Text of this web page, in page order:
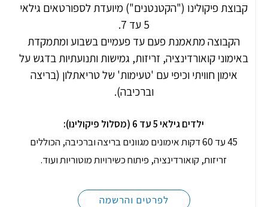
קבוצת פיקולינו ("הקטנטנים") מיועדת לספורטאים גילאי
5 עד 7.
הקבוצה מתאמנת פעם עד פעמיים בשבוע ומתמקדת
באימוני קואורדינציה, זריזות, גמישות ותנועתיות בדגש על
אימון חוויתי וכיפי עם 'טעימות' של טריאתלון (בריצה
וברכיבה).
ילדיםגילאי עד מסלול פיקולינו):
45עד דקות אימונים מגוונים בריצה וברכיבה, הכוללים
זריזות, קואורדינציה, פיתוח כשירויות מוטוריות ועוד.
לפרטים והרשמה